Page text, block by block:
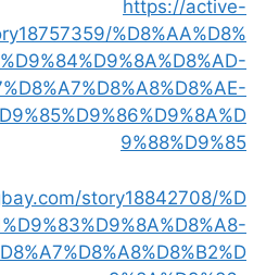
https://active-
%D8%AA%D8%
9%88%D9%85
story18842708/%D